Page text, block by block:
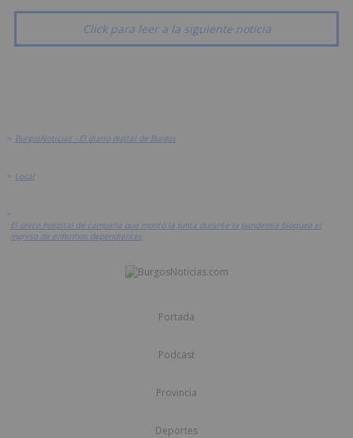
Click para leer a la siguiente noticia
> BurgosNoticias - El diario digital de Burgos
> Local
>
El único hospital de campaña que montó la Junta durante la pandemia bloqueó el
ingreso de enfermos dependientes
Portada
Podcast
Provincia
Deportes